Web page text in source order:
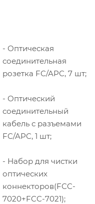
- Оптическая
соединительная
розетка FC/APC, 7 шт;
- Оптический
соединительный
кабель с разъемами
FC/APC, 1 шт;
- Набор для чистки
оптических
коннекторов(FCC-
7020+FCC-7021);